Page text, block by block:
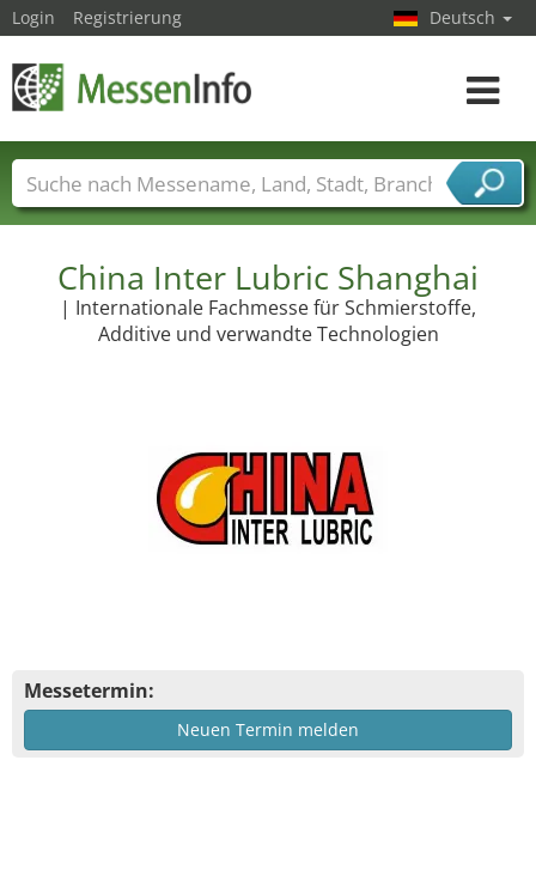
China Inter Lubric Shanghai
| Internationale Fachmesse für Schmierstoffe,
Additive und verwandte Technologien
Messetermin:
Neuen Termin melden
Login Registrierung Deutsch
Toggle
Messenamen Länder Städte
Branchen